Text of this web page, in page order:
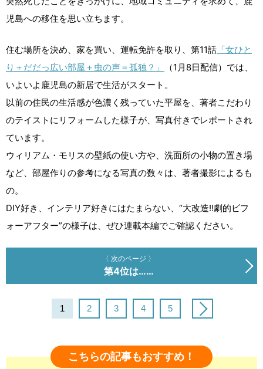
児島への移住を思い立ちます。
住む場所を決め、家を買い、運転免許を取り、第11話 「女ひと
り＋だだっ広い部屋＋虫の声＝孤独？」
（1月8日配信）では、
いよいよ鹿児島の新居で生活がスタート。
以前の住民の生活感が色濃く残っていた平屋を、著者こだわり
のテイストにリフォームした様子が、写真付きでレポートされ
ています。
ウィリアム・モリスの壁紙の使い方や、洗面所の小物の置き場
など、部屋作りの参考になる写真の数々は、著者撮影によるも
の。
DIY好き、インテリア好きにはたまらない、“大改造!!劇的ビフ
ォーアフター”の様子は、ぜひ連載本編でご確認ください。
〈 次のページ 〉
第4位は……
1 2 3 4 5
こちらの記事もおすすめ！